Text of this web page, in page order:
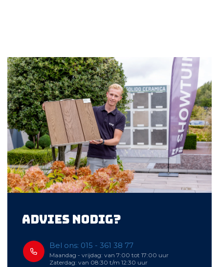
Advies nodig?
Bel ons: 015 - 361 38 77
Maandag - vrijdag: van 7:00 tot 17:00 uur
Zaterdag: van 08:30 t/m 12:30 uur